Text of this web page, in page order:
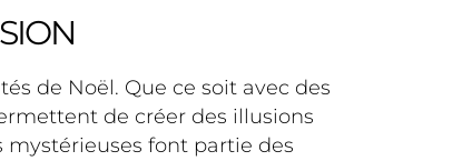
de Noël. Que ce soit avec des
de créer des illusions
font partie des